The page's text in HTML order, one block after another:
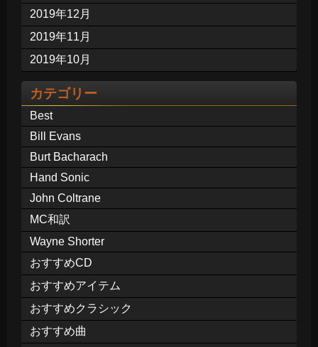
2019年12月
2019年11月
2019年10月
カテゴリー
Best
Bill Evans
Burt Bacharach
Hand Sonic
John Coltrane
MC和訳
Wayne Shorter
おすすめCD
おすすめアイテム
おすすめクラシック
おすすめ曲